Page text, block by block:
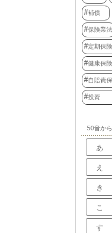
補償
保険業法
定期保険
健康保険
自賠責
投資
50音か
あ
え
き
こ
す